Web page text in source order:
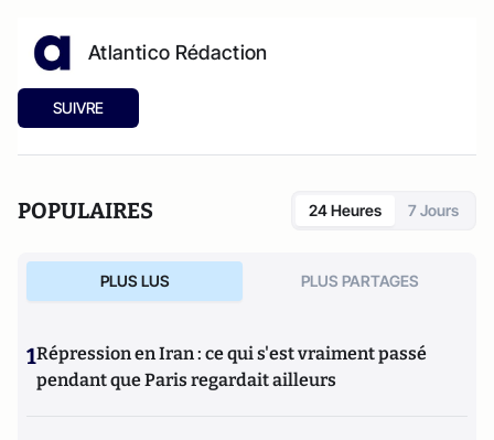
Atlantico Rédaction
SUIVRE
POPULAIRES 24 Heures 7 Jours
PLUS LUS PLUS PARTAGES
1Répression en Iran : ce qui s'est vraiment passé
pendant que Paris regardait ailleurs